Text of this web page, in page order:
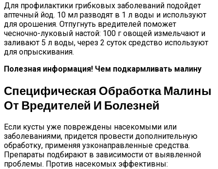
Для профилактики грибковых заболеваний подойдет
аптечный йод. 10 мл разводят в 1 л воды и используют
для орошения. Отпугнуть вредителей поможет
чесночно-луковый настой: 100 г овощей измельчают и
заливают 5 л воды, через 2 суток средство используют
для опрыскивания.
Полезная информация! Чем подкармливать малину
Специфическая Обработка Малины
От Вредителей И Болезней
Если кусты уже повреждены насекомыми или
заболеваниями, придется провести дополнительную
обработку, применяя узконаправленные средства.
Препараты подбирают в зависимости от выявленной
проблемы. Против насекомых эффективны: